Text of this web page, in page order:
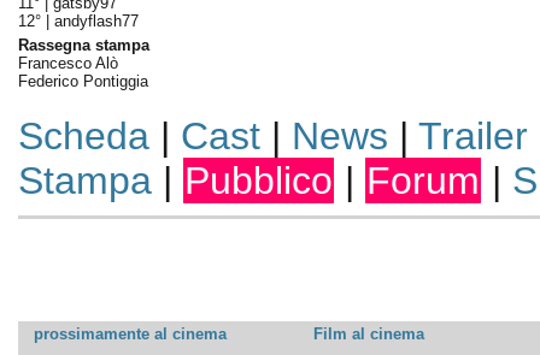
12° | andyflash77
Rassegna stampa
Francesco Alò
Federico Pontiggia
Scheda| Cast| News | Trailer
Stampa| Pubblico | Forum |
prossimamente al cinema
Film al cinema